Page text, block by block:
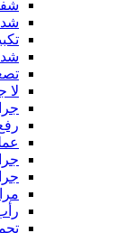
شد
شد
لا